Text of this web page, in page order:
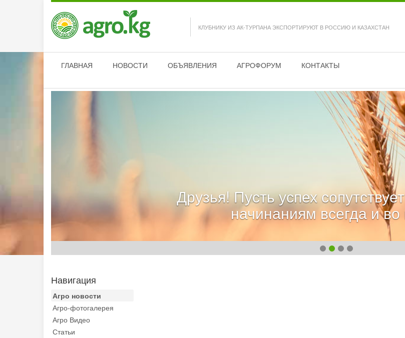
КЛУБНИКУ ИЗ АК-ТУРПАНА ЭКСПОРТИРУЮТ В РОССИЮ И КАЗАХСТАН
ГЛАВНАЯ НОВОСТИ ОБЪЯВЛЕНИЯ АГРОФОРУМ КОНТАКТЫ
Друзья! Пусть успех
начинаниям всегда и
Навигация
Агро новости
Агро-фотогалерея
Агро Видео
Статьи